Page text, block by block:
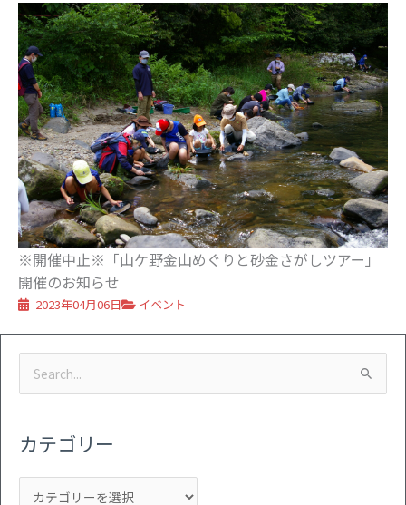
※開催中止※「山ケ野金山めぐりと砂金さがしツアー」
開催のお知らせ
2023年04月06日 イベント
索
象:
カテゴリー
ー
ブ